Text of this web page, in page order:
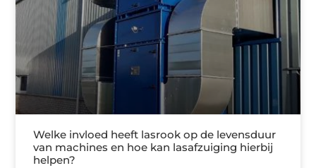
Welke invloed heeft lasrook op de levensduur
van machines en hoe kan lasafzuiging hierbij
helpen?